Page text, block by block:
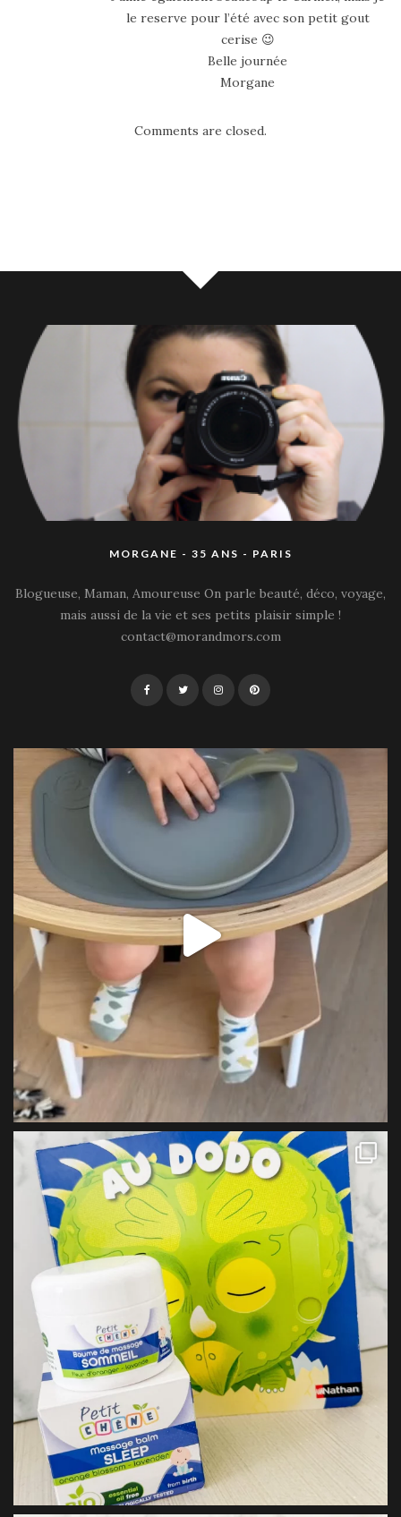
le reserve pour l’été avec son petit gout
cerise 😉
Belle journée
Morgane
Comments are closed.
MORGANE - 35 ANS - PARIS
Blogueuse, Maman, Amoureuse On parle beauté, déco, voyage,
mais aussi de la vie et ses petits plaisir simple !
contact@morandmors.com